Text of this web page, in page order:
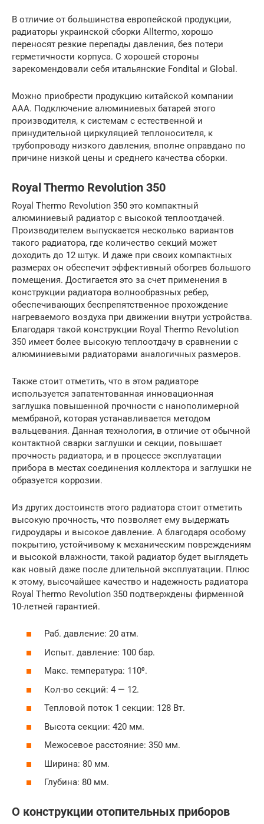
В отличие от большинства европейской продукции,
радиаторы украинской сборки Alltermo, хорошо
переносят резкие перепады давления, без потери
герметичности корпуса. С хорошей стороны
зарекомендовали себя итальянские Fondital и Global.
Можно приобрести продукцию китайской компании
AAA. Подключение алюминиевых батарей этого
производителя, к системам с естественной и
принудительной циркуляцией теплоносителя, к
трубопроводу низкого давления, вполне оправдано по
причине низкой цены и среднего качества сборки.
Royal Thermo Revolution 350
Royal Thermo Revolution 350 это компактный
алюминиевый радиатор с высокой теплоотдачей.
Производителем выпускается несколько вариантов
такого радиатора, где количество секций может
доходить до 12 штук. И даже при своих компактных
размерах он обеспечит эффективный обогрев большого
помещения. Достигается это за счет применения в
конструкции радиатора волнообразных ребер,
обеспечивающих беспрепятственное прохождение
нагреваемого воздуха при движении внутри устройства.
Благодаря такой конструкции Royal Thermo Revolution
350 имеет более высокую теплоотдачу в сравнении с
алюминиевыми радиаторами аналогичных размеров.
Также стоит отметить, что в этом радиаторе
используется запатентованная инновационная
заглушка повышенной прочности с нанополимерной
мембраной, которая устанавливается методом
вальцевания. Данная технология, в отличие от обычной
контактной сварки заглушки и секции, повышает
прочность радиатора, и в процессе эксплуатации
прибора в местах соединения коллектора и заглушки не
образуется коррозии.
Из других достоинств этого радиатора стоит отметить
высокую прочность, что позволяет ему выдержать
гидроудары и высокое давление. А благодаря особому
покрытию, устойчивому к механическим повреждениям
и высокой влажности, такой радиатор будет выглядеть
как новый даже после длительной эксплуатации. Плюс
к этому, высочайшее качество и надежность радиатора
Royal Thermo Revolution 350 подтверждены фирменной
10-летней гарантией.
Раб. давление: 20 атм.
Испыт. давление: 100 бар.
Макс. температура: 110⁰.
Кол-во секций: 4 — 12.
Тепловой поток 1 секции: 128 Вт.
Высота секции: 420 мм.
Межосевое расстояние: 350 мм.
Ширина: 80 мм.
Глубина: 80 мм.
О конструкции отопительных приборов